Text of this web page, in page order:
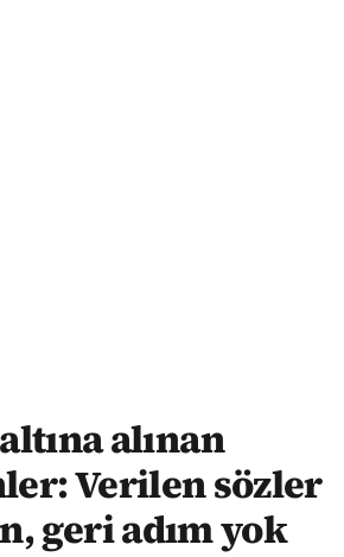
alınan
Verilen sözler
geri adım yok